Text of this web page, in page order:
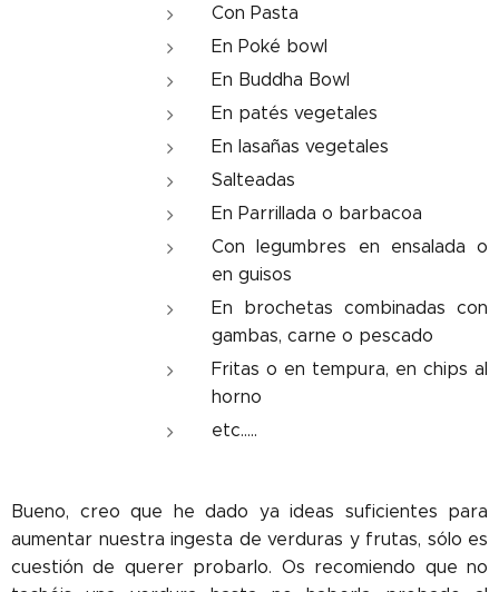
Con Pasta
En Poké bowl
En Buddha Bowl
En patés vegetales
En lasañas vegetales
Salteadas
En Parrillada o barbacoa
Con legumbres en ensalada o
en guisos
En brochetas combinadas con
gambas, carne o pescado
Fritas o en tempura, en chips al
horno
etc.....
Bueno, creo que he dado ya ideas suficientes para
aumentar nuestra ingesta de verduras y frutas, sólo es
cuestión de querer probarlo. Os recomiendo que no